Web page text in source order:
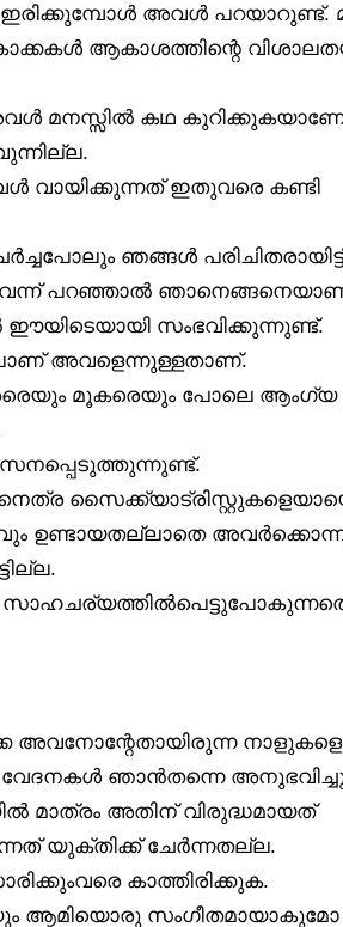
ഇരിക്കുമ്പോൾ അവൾ
ആകാശത്തിന്റെ
മനസ്സിൽ കഥ
വായിക്കുന്നത് ഇതുവരെ കണ്ടി
ഞങ്ങൾ
പറഞ്ഞാൽ
സംഭവിക്കുന്നുണ്ട്.
അവളെന്നുള്ളതാണ്.
മൂകരെയും പോലെ ആംഗ്യ
ഉണ്ടായതല്ലാതെ
അവനോന്റേതായിരുന്ന
വേദനകൾ ഞാൻതന്നെ
മാത്രം അതിന് വിരുദ്ധമായത്
യുക്തിക്ക് ചേർന്നതല്ല.
കാത്തിരിക്കുക.
ആമിയൊരു